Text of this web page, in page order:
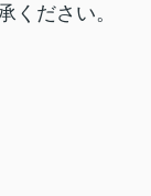
ください。